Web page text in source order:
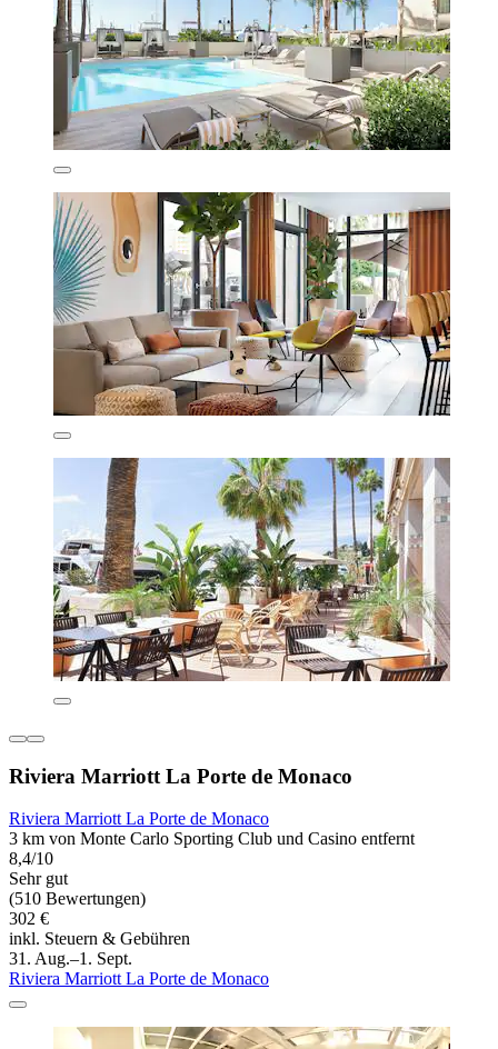
Riviera Marriott La Porte de Monaco
Riviera Marriott La Porte de Monaco
3 km von Monte Carlo Sporting Club und Casino entfernt
8,4/10
Sehr gut
(510 Bewertungen)
302 €
inkl. Steuern & Gebühren
31. Aug.–1. Sept.
Riviera Marriott La Porte de Monaco